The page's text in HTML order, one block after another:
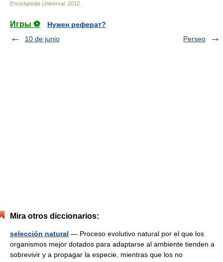
Enciclopedia Universal. 2012
Игры ⚽
Нужен реферат?
10 de junio
Perseo
Mira otros diccionarios:
selección natural — Proceso evolutivo natural por el que los
organismos mejor dotados para adaptarse al ambiente tienden a
sobrevivir y a propagar la especie, mientras que los no